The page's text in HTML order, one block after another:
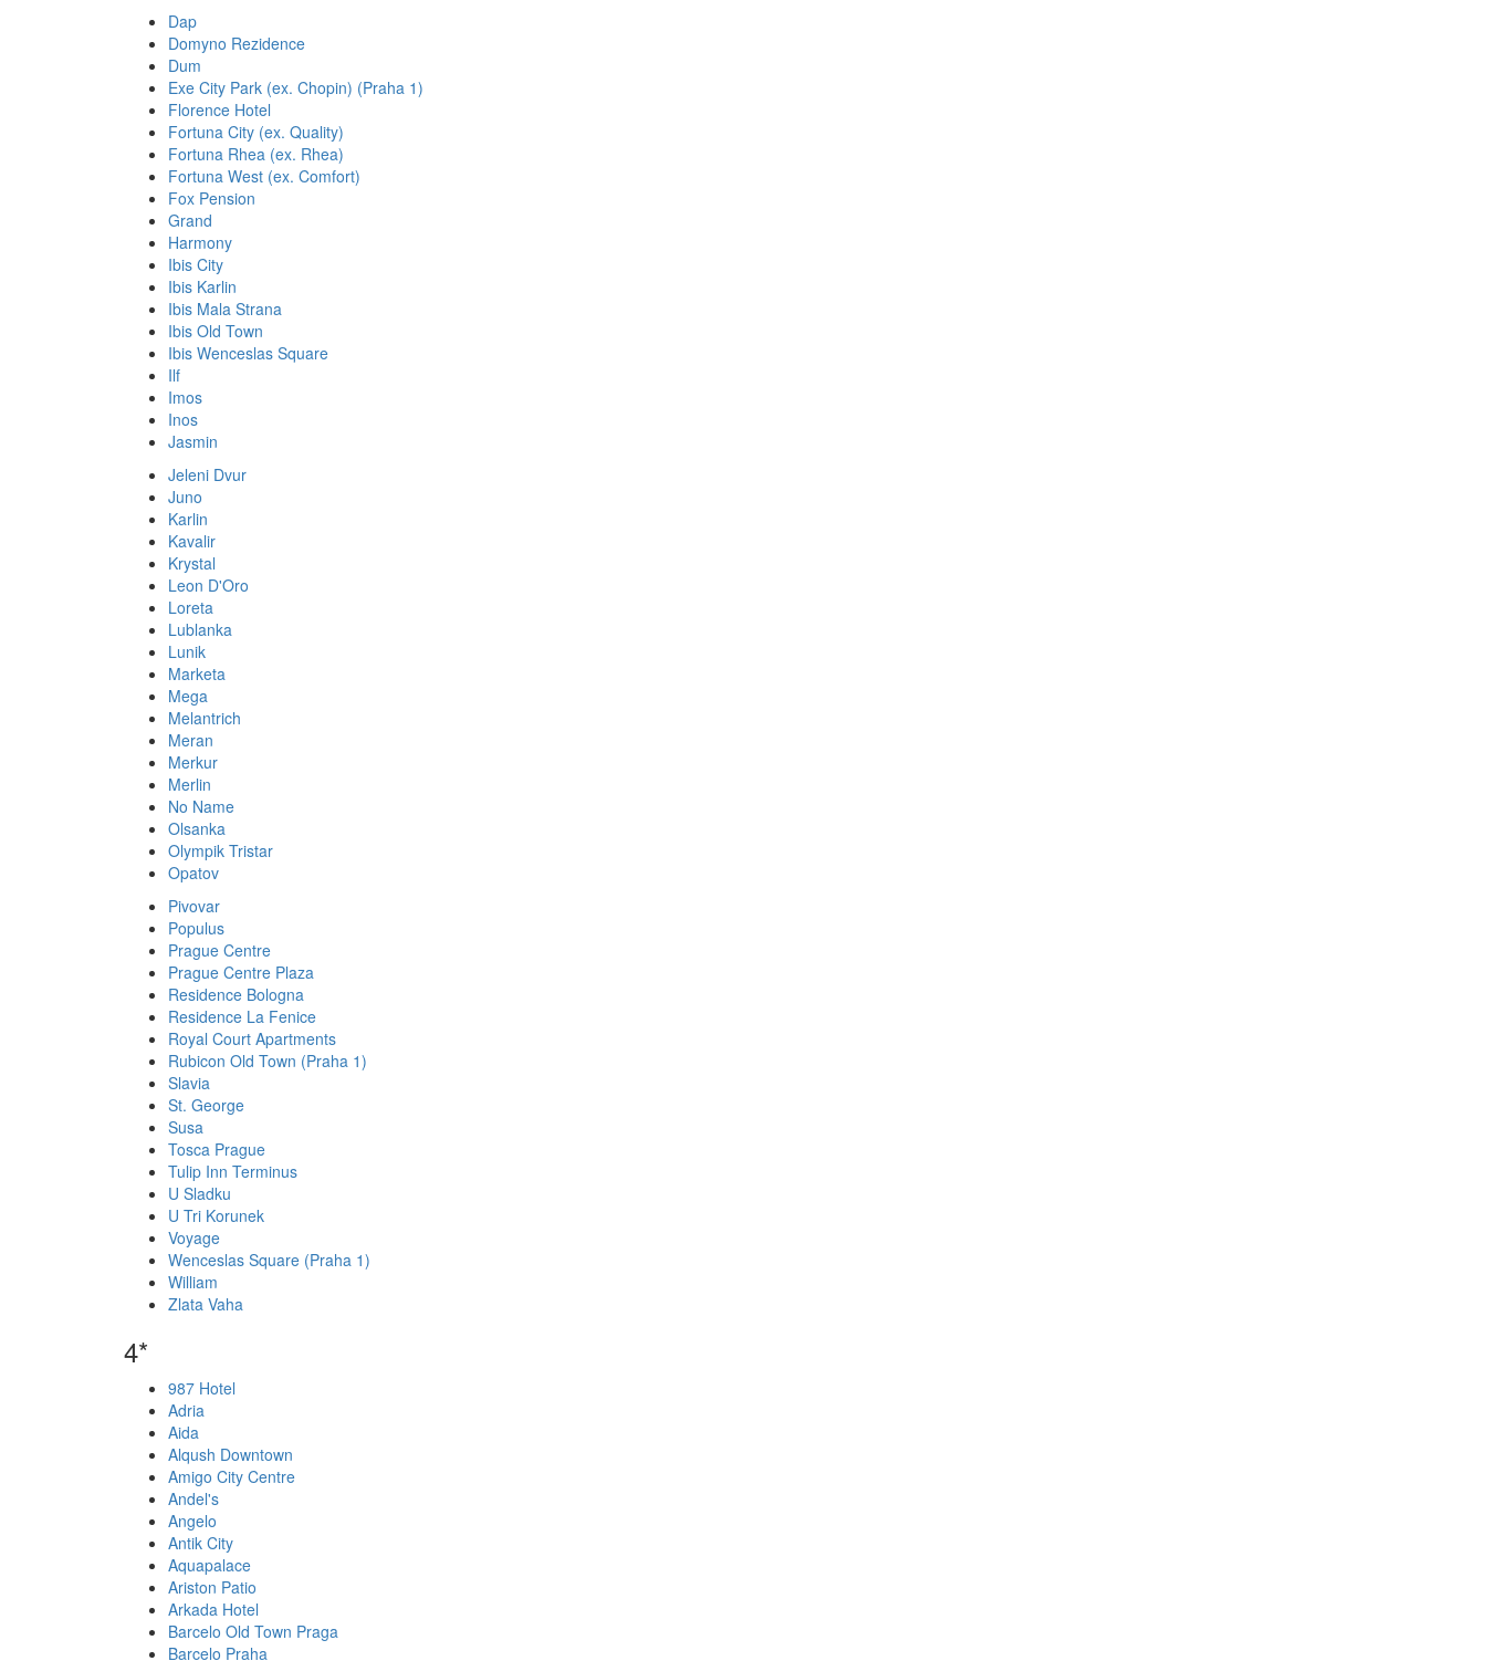
Dap
Domyno Rezidence
Dum
Exe City Park (ex. Chopin) (Praha 1)
Florence Hotel
Fortuna City (ex. Quality)
Fortuna Rhea (ex. Rhea)
Fortuna West (ex. Comfort)
Fox Pension
Grand
Harmony
Ibis City
Ibis Karlin
Ibis Mala Strana
Ibis Old Town
Ibis Wenceslas Square
Ilf
Imos
Inos
Jasmin
Jeleni Dvur
Juno
Karlin
Kavalir
Krystal
Leon D'Oro
Loreta
Lublanka
Lunik
Marketa
Mega
Melantrich
Meran
Merkur
Merlin
No Name
Olsanka
Olympik Tristar
Opatov
Pivovar
Populus
Prague Centre
Prague Centre Plaza
Residence Bologna
Residence La Fenice
Royal Court Apartments
Rubicon Old Town (Praha 1)
Slavia
St. George
Susa
Tosca Prague
Tulip Inn Terminus
U Sladku
U Tri Korunek
Voyage
Wenceslas Square (Praha 1)
William
Zlata Vaha
4*
987 Hotel
Adria
Aida
Alqush Downtown
Amigo City Centre
Andel's
Angelo
Antik City
Aquapalace
Ariston Patio
Arkada Hotel
Barcelo Old Town Praga
Barcelo Praha